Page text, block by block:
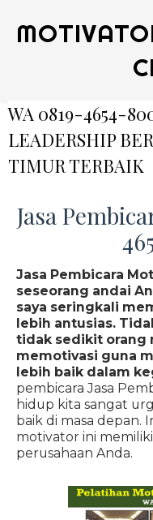
WA 0819-4654-
LEADERSHIP
TIMUR TERBAIK
Jasa
Jasa Pembicara
seseorang andai
saya seringkali
lebih antusias.
tidak sedikit orang
memotivasi guna
lebih baik dalam
pembicara Jasa
hidup kita sangat
baik di masa depan.
motivator ini
perusahaan Anda.